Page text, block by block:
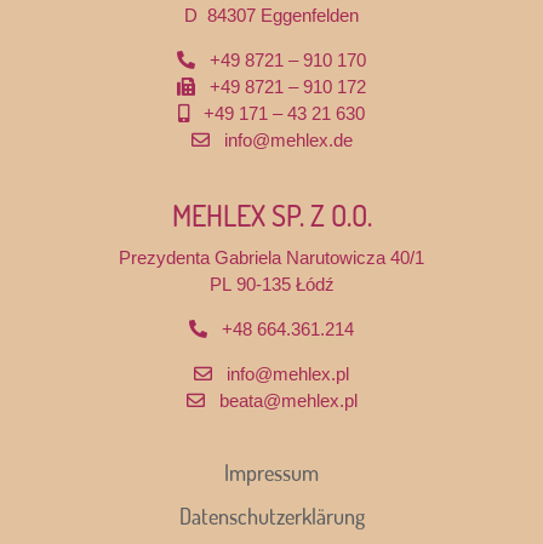
D 84307 Eggenfelden
+49 8721 – 910 170
+49 8721 – 910 172
+49 171 – 43 21 630
info@mehlex.de
MEHLEX SP. Z O.O.
Prezydenta Gabriela Narutowicza 40/1
PL 90-135 Łódź
+48 664.361.214
info@mehlex.pl
beata@mehlex.pl
Impressum
Datenschutzerklärung